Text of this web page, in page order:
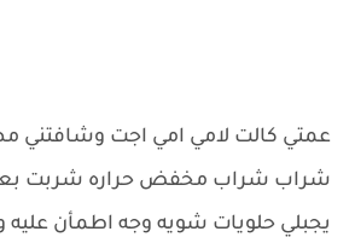
عمتي كالت لامي امي اجت وشافتني
شراب شراب مخفض حراره شربت
يجبلي حلويات شويه وجه اطمأن عليه